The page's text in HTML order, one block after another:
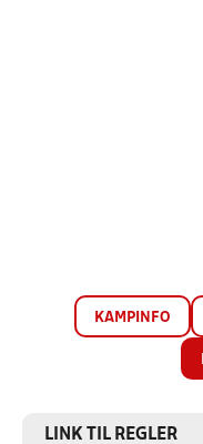
KAMPINFO
LINK TIL REGLER